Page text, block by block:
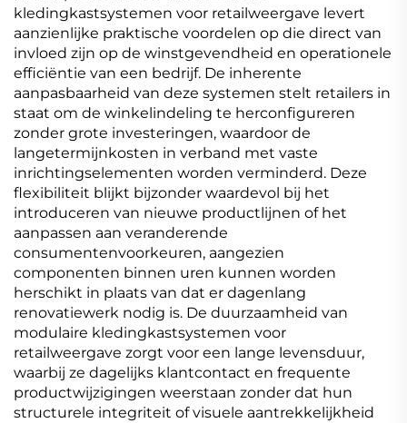
kledingkastsystemen voor retailweergave levert
aanzienlijke praktische voordelen op die direct van
invloed zijn op de winstgevendheid en operationele
efficiëntie van een bedrijf. De inherente
aanpasbaarheid van deze systemen stelt retailers in
staat om de winkelindeling te herconfigureren
zonder grote investeringen, waardoor de
langetermijnkosten in verband met vaste
inrichtingselementen worden verminderd. Deze
flexibiliteit blijkt bijzonder waardevol bij het
introduceren van nieuwe productlijnen of het
aanpassen aan veranderende
consumentenvoorkeuren, aangezien
componenten binnen uren kunnen worden
herschikt in plaats van dat er dagenlang
renovatiewerk nodig is. De duurzaamheid van
modulaire kledingkastsystemen voor
retailweergave zorgt voor een lange levensduur,
waarbij ze dagelijks klantcontact en frequente
productwijzigingen weerstaan zonder dat hun
structurele integriteit of visuele aantrekkelijkheid